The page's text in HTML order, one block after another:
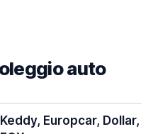
auto
Keddy, Europcar, Dollar,